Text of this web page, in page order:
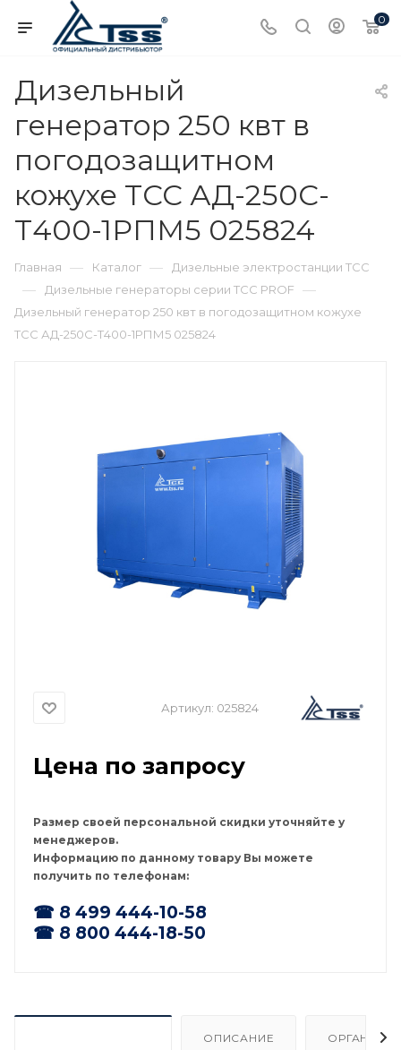
0
Дизельный
генератор 250 квт в
погодозащитном
кожухе ТСС АД-250С-
Т400-1РПМ5 025824
Главная — Каталог — Дизельные электростанции ТСС
— Дизельные генераторы серии ТСС PROF —
Дизельный генератор 250 квт в погодозащитном кожухе
ТСС АД-250С-Т400-1РПМ5 025824
Артикул: 025824
Цена по запросу
Размер своей персональной скидки уточняйте у
менеджеров.
Информацию по данному товару Вы можете
получить по телефонам:
☎ 8 499 444-10-58
☎ 8 800 444-18-50
ОПИСАНИЕ